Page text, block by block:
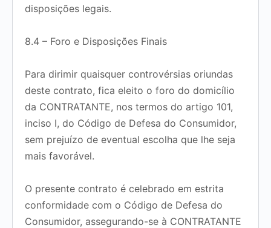
disposições legais.
8.4 – Foro e Disposições Finais
Para dirimir quaisquer controvérsias oriundas
deste contrato, fica eleito o foro do domicílio
da CONTRATANTE, nos termos do artigo 101,
inciso I, do Código de Defesa do Consumidor,
sem prejuízo de eventual escolha que lhe seja
mais favorável.
O presente contrato é celebrado em estrita
conformidade com o Código de Defesa do
Consumidor, assegurando-se à CONTRATANTE